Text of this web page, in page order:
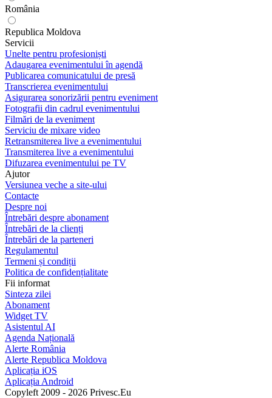
România
Republica Moldova
Servicii
Unelte pentru profesioniști
Adaugarea evenimentului în agendă
Publicarea comunicatului de presă
Transcrierea evenimentului
Asigurarea sonorizării pentru eveniment
Fotografii din cadrul evenimentului
Filmări de la eveniment
Serviciu de mixare video
Retransmiterea live a evenimentului
Transmiterea live a evenimentului
Difuzarea evenimentului pe TV
Ajutor
Versiunea veche a site-ului
Contacte
Despre noi
Întrebări despre abonament
Întrebări de la clienți
Întrebări de la parteneri
Regulamentul
Termeni și condiții
Politica de confidențialitate
Fii informat
Sinteza zilei
Abonament
Widget TV
Asistentul AI
Agenda Națională
Alerte România
Alerte Republica Moldova
Aplicația iOS
Aplicația Android
Copyleft 2009 - 2026 Privesc.Eu